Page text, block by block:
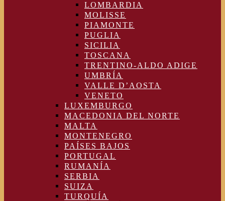
LOMBARDIA
MOLISSE
PIAMONTE
PUGLIA
SICILIA
TOSCANA
TRENTINO-ALDO ADIGE
UMBRÍA
VALLE D’AOSTA
VENETO
LUXEMBURGO
MACEDONIA DEL NORTE
MALTA
MONTENEGRO
PAÍSES BAJOS
PORTUGAL
RUMANÍA
SERBIA
SUIZA
TURQUÍA